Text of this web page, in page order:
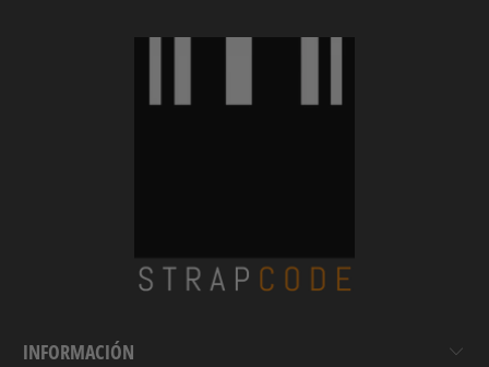
INFORMACIÓN